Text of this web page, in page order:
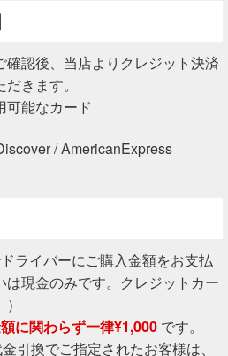
確認後、当店よりクレジット決済
きます。
可能なカード
/ AmericanExpress
ライバーにご購入金額をお支払
現金のみです。クレジットカー
に関わらず一律¥1,000です。
引換でご指定されたお客様は、